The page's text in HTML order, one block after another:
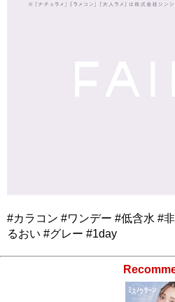
#カラコン #ワンデー #低含水 #
るおい #グレー #1day